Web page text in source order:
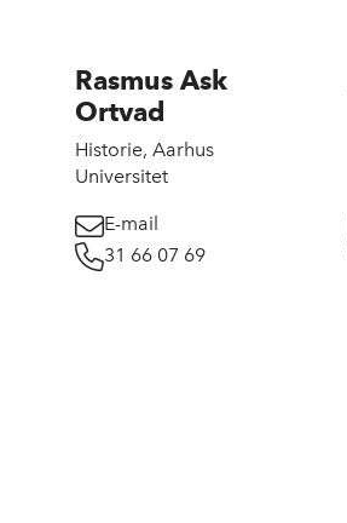
Rasmus Ask
Ortvad
Historie, Aarhus
Universitet
E-mail
31 66 07 69